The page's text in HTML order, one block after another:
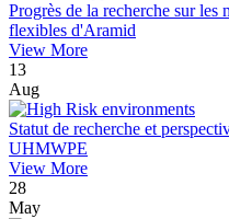
Progrès de la recherche sur
flexibles d'Aramid
View More
13
Aug
Statut de recherche et
UHMWPE
View More
28
May